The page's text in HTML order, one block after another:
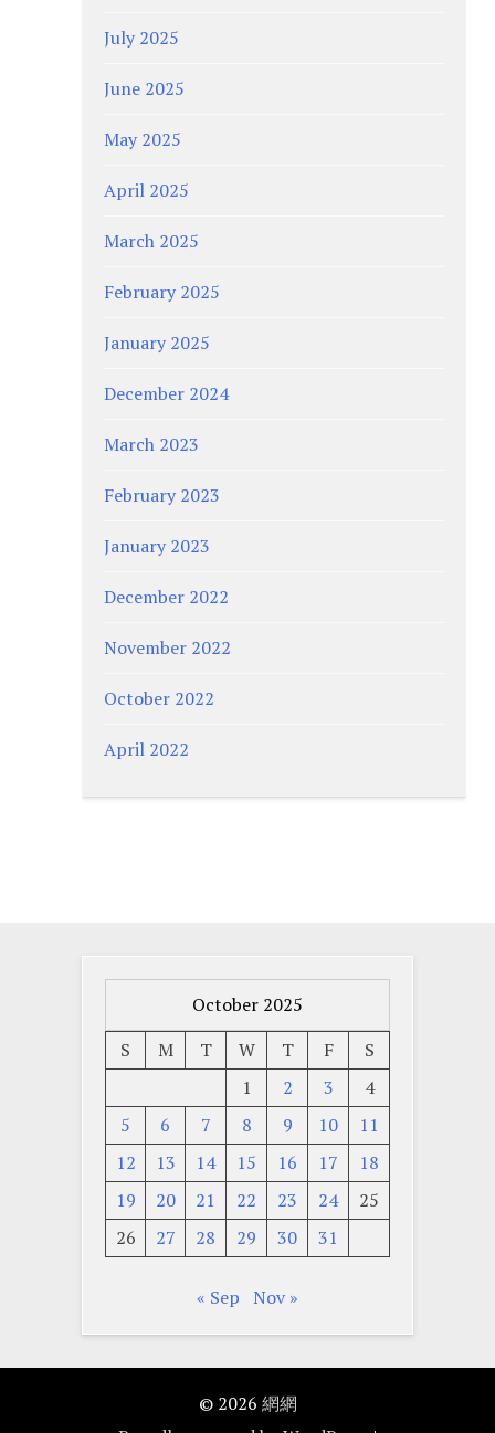
July 2025
June 2025
May 2025
April 2025
March 2025
February 2025
January 2025
December 2024
March 2023
February 2023
January 2023
December 2022
November 2022
October 2022
April 2022
October 2025
S
M T W T F
S
1
2 3
4
5
6 7 8 9 10
11
12
13 14 15 16 17
18
19
20 21 22 23 24
25
26
27 28 29 30 31
« Sep Nov »
© 2026 網網